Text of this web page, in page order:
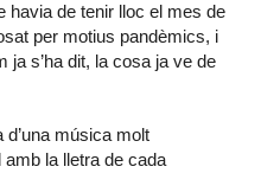
havia de tenir lloc el mes de
per motius pandèmics, i
ja s’ha dit, la cosa ja ve de
d’una música molt
amb la lletra de cada